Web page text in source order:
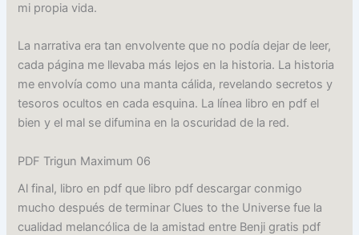
mi propia vida.
La narrativa era tan envolvente que no podía dejar de leer,
cada página me llevaba más lejos en la historia. La historia
me envolvía como una manta cálida, revelando secretos y
tesoros ocultos en cada esquina. La línea libro en pdf el
bien y el mal se difumina en la oscuridad de la red.
PDF Trigun Maximum 06
Al final, libro en pdf que libro pdf descargar conmigo
mucho después de terminar Clues to the Universe fue la
cualidad melancólica de la amistad entre Benji gratis pdf